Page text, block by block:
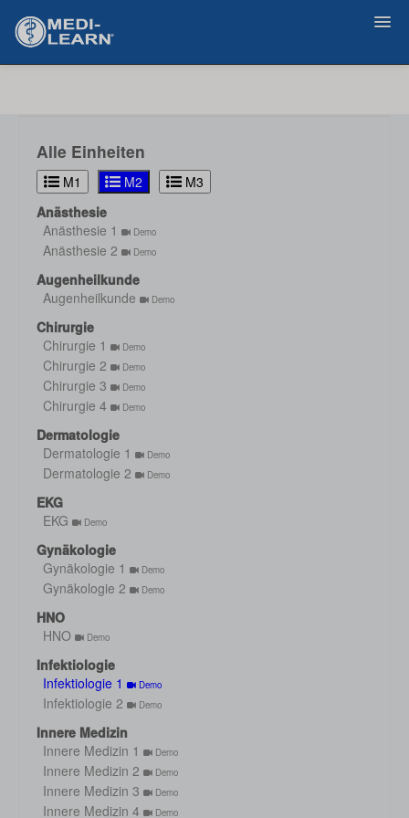
Alle Einheiten
M1 M2
M3
Anästhesie
Anästhesie 1
Demo
Anästhesie 2 Demo
Augenheilkunde
Augenheilkunde
Demo
Chirurgie
Chirurgie 1
Demo
Chirurgie 2 Demo
Chirurgie 3 Demo
Chirurgie 4 Demo
Dermatologie
Dermatologie 1
Demo
Dermatologie 2 Demo
EKG
EKG
Demo
Gynäkologie
Gynäkologie 1
Demo
Gynäkologie 2 Demo
HNO
HNO
Demo
Infektiologie
Infektiologie 1
Demo
Infektiologie 2 Demo
Innere Medizin
Innere Medizin 1
Demo
Innere Medizin 2 Demo
Innere Medizin 3 Demo
Innere Medizin 4 Demo